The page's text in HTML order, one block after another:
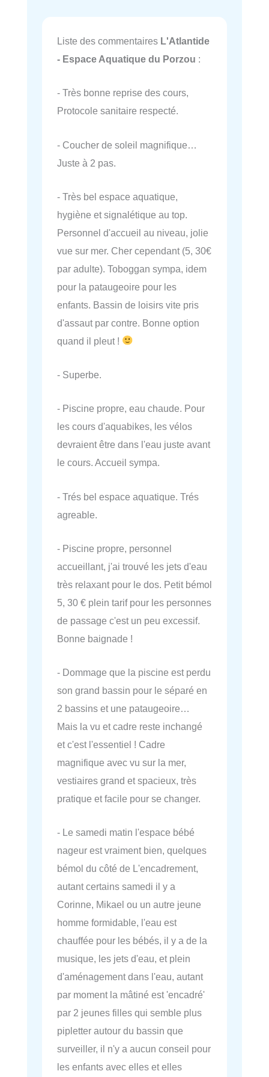
Liste des commentaires L'Atlantide
- Espace Aquatique du Porzou :
- Très bonne reprise des cours,
Protocole sanitaire respecté.
- Coucher de soleil magnifique…
Juste à 2 pas.
- Très bel espace aquatique,
hygiène et signalétique au top.
Personnel d'accueil au niveau, jolie
vue sur mer. Cher cependant (5, 30€
par adulte). Toboggan sympa, idem
pour la pataugeoire pour les
enfants. Bassin de loisirs vite pris
d'assaut par contre. Bonne option
quand il pleut !
- Superbe.
- Piscine propre, eau chaude. Pour
les cours d'aquabikes, les vélos
devraient être dans l'eau juste avant
le cours. Accueil sympa.
- Trés bel espace aquatique. Trés
agreable.
- Piscine propre, personnel
accueillant, j'ai trouvé les jets d'eau
très relaxant pour le dos. Petit bémol
5, 30 € plein tarif pour les personnes
de passage c'est un peu excessif.
Bonne baignade !
- Dommage que la piscine est perdu
son grand bassin pour le séparé en
2 bassins et une pataugeoire…
Mais la vu et cadre reste inchangé
et c'est l'essentiel ! Cadre
magnifique avec vu sur la mer,
vestiaires grand et spacieux, très
pratique et facile pour se changer.
- Le samedi matin l'espace bébé
nageur est vraiment bien, quelques
bémol du côté de L'encadrement,
autant certains samedi il y a
Corinne, Mikael ou un autre jeune
homme formidable, l'eau est
chauffée pour les bébés, il y a de la
musique, les jets d'eau, et plein
d'aménagement dans l'eau, autant
par moment la mâtiné est 'encadré'
par 2 jeunes filles qui semble plus
pipletter autour du bassin que
surveiller, il n'y a aucun conseil pour
les enfants avec elles et elles